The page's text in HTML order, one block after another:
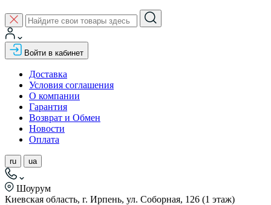
Войти в кабинет
Доставка
Условия соглашения
О компании
Гарантия
Возврат и Обмен
Новости
Оплата
ru ua
Шоурум
Киевская область, г. Ирпень, ул. Соборная, 126 (1 этаж)